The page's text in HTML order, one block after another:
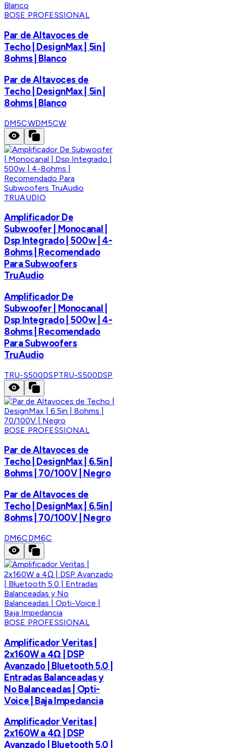
BOSE PROFESSIONAL
Par de Altavoces de
Techo | DesignMax | 5in |
8ohms | Blanco
Par de Altavoces de
Techo | DesignMax | 5in |
8ohms | Blanco
DM5CWDM5CW
TRUAUDIO
Amplificador De
Subwoofer | Monocanal |
Dsp Integrado | 500w | 4-
8ohms | Recomendado
Para Subwoofers
TruAudio
Amplificador De
Subwoofer | Monocanal |
Dsp Integrado | 500w | 4-
8ohms | Recomendado
Para Subwoofers
TruAudio
TRU-S500DSPTRU-S500DSP
BOSE PROFESSIONAL
Par de Altavoces de
Techo | DesignMax | 6.5in |
8ohms | 70/100V | Negro
Par de Altavoces de
Techo | DesignMax | 6.5in |
8ohms | 70/100V | Negro
DM6CDM6C
BOSE PROFESSIONAL
Amplificador Veritas |
2x160W a 4Ω | DSP
Avanzado | Bluetooth 5.0 |
Entradas Balanceadas y
No Balanceadas | Opti-
Voice | Baja Impedancia
Amplificador Veritas |
2x160W a 4Ω | DSP
Avanzado | Bluetooth 5.0 |